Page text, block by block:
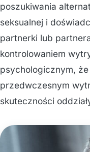
poszukiwania
seksualnej i
partnerki lub
kontrolowaniem
psychologicznym,
przedwczesnym
skuteczności